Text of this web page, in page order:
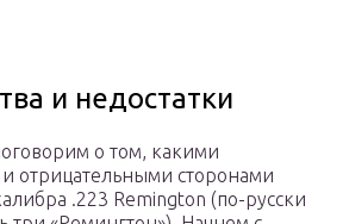
и недостатки
о том, какими
отрицательными сторонами
.223 Remington (по-русски